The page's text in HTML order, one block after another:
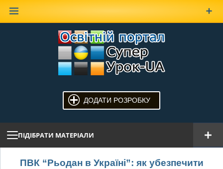
ДОДАТИ РОЗРОБКУ
ПІДІБРАТИ МАТЕРІАЛИ
ПВК “Рьодан в Україні”: як убезпечити